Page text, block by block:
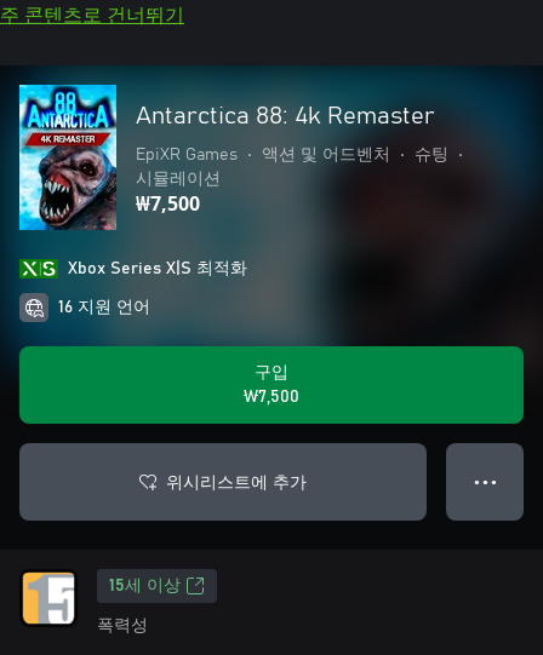
주 콘텐츠로 건너뛰기
Antarctica 88: 4k Remaster
EpiXR Games • 액션 및 어드벤처 • 슈팅
•
시뮬레이션
₩7,500
Xbox Series X|S 최적화
16 지원 언어
구입
₩7,500
위시리스트에 추가 ● ● ●
15세 이상
폭력성